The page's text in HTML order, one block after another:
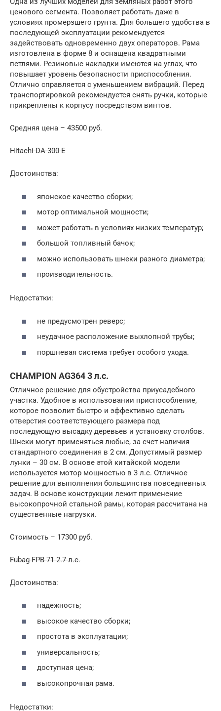
ценового сегмента. Позволяет работать даже в
условиях промерзшего грунта. Для большего удобства в
последующей эксплуатации рекомендуется
задействовать одновременно двух операторов. Рама
изготовлена в форме 8 и оснащена квадратными
петлями. Резиновые накладки имеются на углах, что
повышает уровень безопасности приспособления.
Отлично справляется с уменьшением вибраций. Перед
транспортировкой рекомендуется снять ручки, которые
прикреплены к корпусу посредством винтов.
Средняя цена – 43500 руб.
Hitachi DA 300 E
Достоинства:
японское качество сборки;
мотор оптимальной мощности;
может работать в условиях низких температур;
большой топливный бачок;
можно использовать шнеки разного диаметра;
производительность.
Недостатки:
не предусмотрен реверс;
неудачное расположение выхлопной трубы;
поршневая система требует особого ухода.
CHAMPION AG364 3 л.с.
Отличное решение для обустройства приусадебного
участка. Удобное в использовании приспособление,
которое позволит быстро и эффективно сделать
отверстия соответствующего размера под
последующую высадку деревьев и установку столбов.
Шнеки могут применяться любые, за счет наличия
стандартного соединения в 2 см. Допустимый размер
лунки – 30 см. В основе этой китайской модели
используется мотор мощностью в 3 л.с. Отличное
решение для выполнения большинства повседневных
задач. В основе конструкции лежит применение
высокопрочной стальной рамы, которая рассчитана на
существенные нагрузки.
Стоимость – 17300 руб.
Fubag FPB 71 2.7 л.с.
Достоинства:
надежность;
высокое качество сборки;
простота в эксплуатации;
универсальность;
доступная цена;
высокопрочная рама.
Недостатки: